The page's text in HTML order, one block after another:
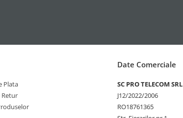
Plata
Retur
Date Comerciale
SC PRO TELECOM SRL
J12/2022/2006
RO18761365